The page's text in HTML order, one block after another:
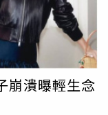
心力。最後，家屬
，鄭姓女警男友的
，她一走進店內看
姊，婚紗很漂亮也
愛的頭紗跟飾
鼻酸。
崩潰曝輕生念